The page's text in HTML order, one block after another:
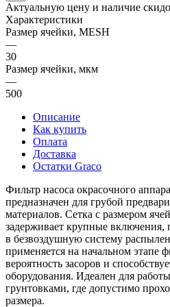
Актуальную цену и наличие
Характеристики
Размер ячейки, MESH
—
30
Размер ячейки, мкм
—
500
Описание
Как купить
Оплата
Доставка
Остатки Graco
Фильтр насоса окрасочного
предназначен для грубой
материалов. Сетка с размером
задерживает крупные включения,
в безвоздушную систему
применяется на начальном этапе
вероятность засоров и
оборудования. Идеален для
грунтовками, где допустимо
размера.